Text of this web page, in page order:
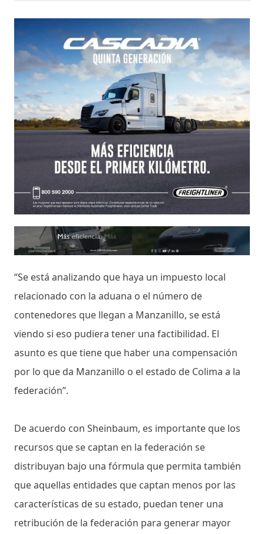
“Se está analizando que haya un impuesto local
relacionado con la aduana o el número de
contenedores que llegan a Manzanillo, se está
viendo si eso pudiera tener una factibilidad. El
asunto es que tiene que haber una compensación
por lo que da Manzanillo o el estado de Colima a la
federación”.
De acuerdo con Sheinbaum, es importante que los
recursos que se captan en la federación se
distribuyan bajo una fórmula que permita también
que aquellas entidades que captan menos por las
características de su estado, puedan tener una
retribución de la federación para generar mayor